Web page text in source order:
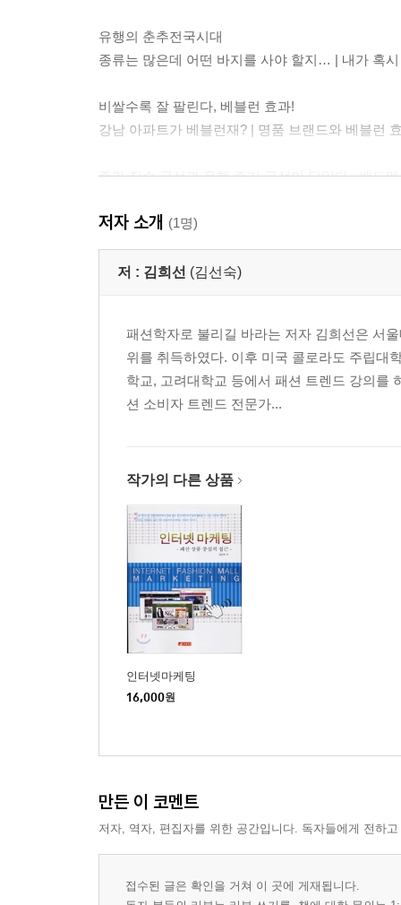
유행의 춘추전국시대
종류는 많은데 어떤 바지를 사야 할지… | 내가 혹
비쌀수록 잘 팔린다, 베블런 효과!
강남 아파트가 베블런재? | 명품 브랜드와 베블런
주가 지수 곡선과 유행 주기 곡선이 닮았다 _밴드
옷이 다 닳지도 않았는데 패션은 왜 자꾸만 변하는
패션의 기본 속성, 변화! | 패션, 넌 어디로 가는 거
한국인의 평균 연령은 42세 | 그레이네상스 시대가
2부 명품 경제학
이웃나라 중국의 명품 소비
세계 2위 경제 대국 중국 | 소황제 바링허우, 주링
동양은 명품 브랜드의 천국?
명품이 뭐~지? | 리처드 니스벳의 동서양 문화의
양극화 시대의 씁쓸한 명품 사랑
럭셔리 궁정의 나라, 프랑스(에르메스 · 루이비
룩’의 나라. 미국(캘빈 클라인) | ‘버버리’와 ‘펑
실험 국가, 아방가르드 일본(겐조 · 이세이 미야케)
3부 ‘룩(LOOK)’의 경제학
저자 소개 (1명)
저 : 김희선 (김선숙)
패션학자로 불리길 바라는 저자 김희선은 서
위를 취득하였다. 이후 미국 콜로라도 주립대
학교, 고려대학교 등에서 패션 트렌드 강의를
션 소비자 트렌드 전문가...
작가의 다른 상품
인터넷마케팅
16,000원
만든 이 코멘트
저자, 역자, 편집자를 위한 공간입니다. 독자들에게 전하
접수된 글은 확인을 거쳐 이 곳에 게재됩니다.